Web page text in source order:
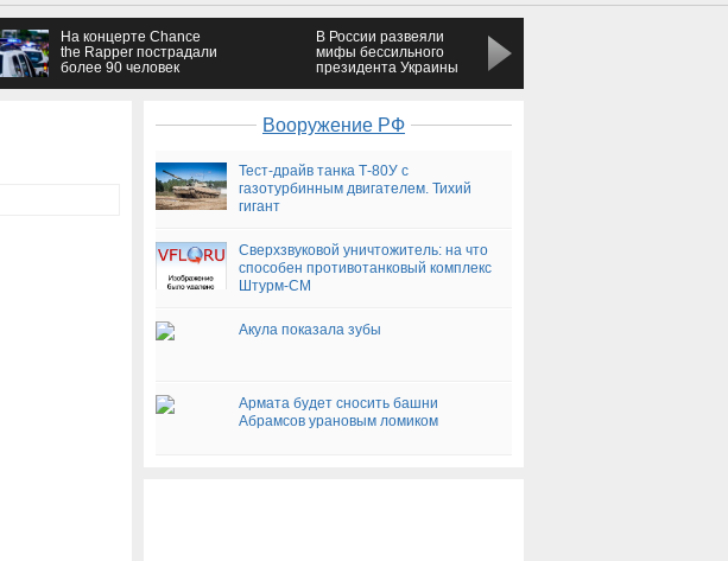
На концерте Chance
the Rapper пострадали
более 90 человек
В России развеяли
мифы бессильного
президента Украины
Вооружение РФ
Тест-драйв танка Т-80У с
газотурбинным двигателем. Тихий
гигант
Сверхзвуковой уничтожитель: на что
способен противотанковый комплекс
Штурм-СМ
Акула показала зубы
Армата будет сносить башни
Абрамсов урановым ломиком